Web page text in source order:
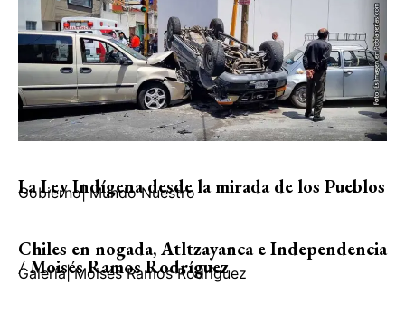
La Ley Indígena desde la mirada de los Pueblos
Gobierno| Mundo Nuestro
Chiles en nogada, Atltzayanca e Independencia
/ Moisés Ramos Rodríguez
Galería| Moisés Ramos Rodríguez